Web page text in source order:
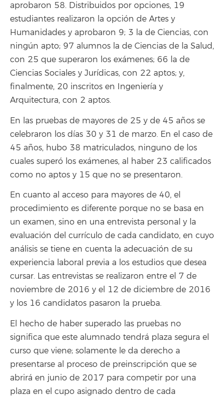
aprobaron 58. Distribuidos por opciones, 19
estudiantes realizaron la opción de Artes y
Humanidades y aprobaron 9; 3 la de Ciencias, con
ningún apto; 97 alumnos la de Ciencias de la Salud,
con 25 que superaron los exámenes; 66 la de
Ciencias Sociales y Jurídicas, con 22 aptos; y,
finalmente, 20 inscritos en Ingeniería y
Arquitectura, con 2 aptos.
En las pruebas de mayores de 25 y de 45 años se
celebraron los días 30 y 31 de marzo. En el caso de
45 años, hubo 38 matriculados, ninguno de los
cuales superó los exámenes, al haber 23 calificados
como no aptos y 15 que no se presentaron.
En cuanto al acceso para mayores de 40, el
procedimiento es diferente porque no se basa en
un examen, sino en una entrevista personal y la
evaluación del currículo de cada candidato, en cuyo
análisis se tiene en cuenta la adecuación de su
experiencia laboral previa a los estudios que desea
cursar. Las entrevistas se realizaron entre el 7 de
noviembre de 2016 y el 12 de diciembre de 2016
y los 16 candidatos pasaron la prueba.
El hecho de haber superado las pruebas no
significa que este alumnado tendrá plaza segura el
curso que viene; solamente le da derecho a
presentarse al proceso de preinscripción que se
abrirá en junio de 2017 para competir por una
plaza en el cupo asignado dentro de cada